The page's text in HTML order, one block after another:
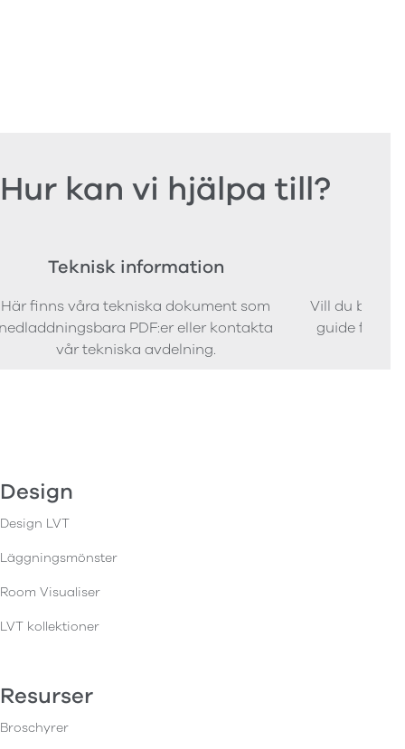
Hur kan vi hjälpa till?
Teknisk information
Här finns våra tekniska dokument som
PDF:er eller kontakta
vår tekniska avdelning.
Vill du
guide för
Design
Design LVT
Läggningsmönster
Room Visualiser
LVT kollektioner
Resurser
Broschyrer